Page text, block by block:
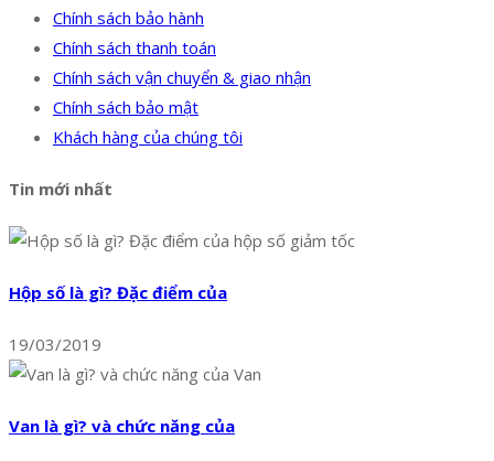
Chính sách bảo hành
Chính sách thanh toán
Chính sách vận chuyển & giao nhận
Chính sách bảo mật
Khách hàng của chúng tôi
Tin mới nhất
Hộp số là gì? Đặc điểm của
19/03/2019
Van là gì? và chức năng của